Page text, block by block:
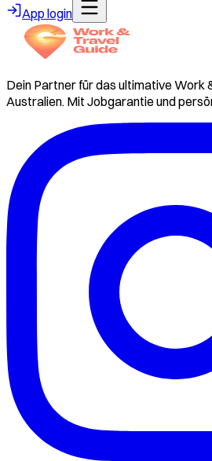
App login
Dein Partner für das ultimative Work
Australien. Mit Jobgarantie und